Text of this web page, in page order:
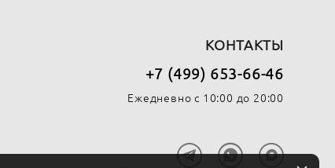
КОНТАКТЫ
+7 (499) 653-66-46
Ежедневно с 10:00 до 20:00